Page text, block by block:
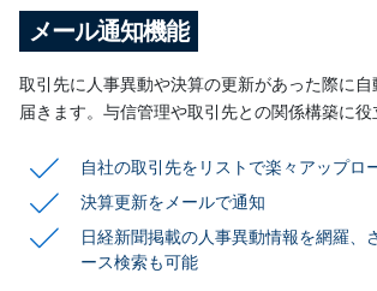
メール通知機能
取引先に人事異動や決算の更新があった際に
届きます。与信管理や取引先との関係構築に役
自社の取引先をリストで楽々アップロ
決算更新をメールで通知
日経新聞掲載の人事異動情報を網羅、
ース検索も可能